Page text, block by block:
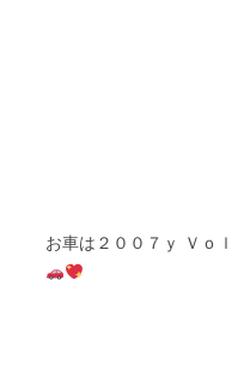
お車は２００７ ｙ Ｖｏ